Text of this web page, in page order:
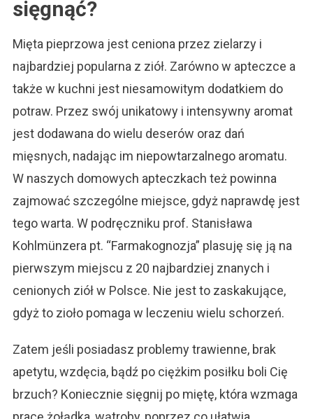
sięgnąć?
Mięta pieprzowa jest ceniona przez zielarzy i
najbardziej popularna z ziół. Zarówno w apteczce a
także w kuchni jest niesamowitym dodatkiem do
potraw. Przez swój unikatowy i intensywny aromat
jest dodawana do wielu deserów oraz dań
mięsnych, nadając im niepowtarzalnego aromatu.
W naszych domowych apteczkach też powinna
zajmować szczególne miejsce, gdyż naprawdę jest
tego warta. W podręczniku prof. Stanisława
Kohlmünzera pt. “Farmakognozja” plasuję się ją na
pierwszym miejscu z 20 najbardziej znanych i
cenionych ziół w Polsce. Nie jest to zaskakujące,
gdyż to zioło pomaga w leczeniu wielu schorzeń.
Zatem jeśli posiadasz problemy trawienne, brak
apetytu, wzdęcia, bądź po ciężkim posiłku boli Cię
brzuch? Koniecznie sięgnij po miętę, która wzmaga